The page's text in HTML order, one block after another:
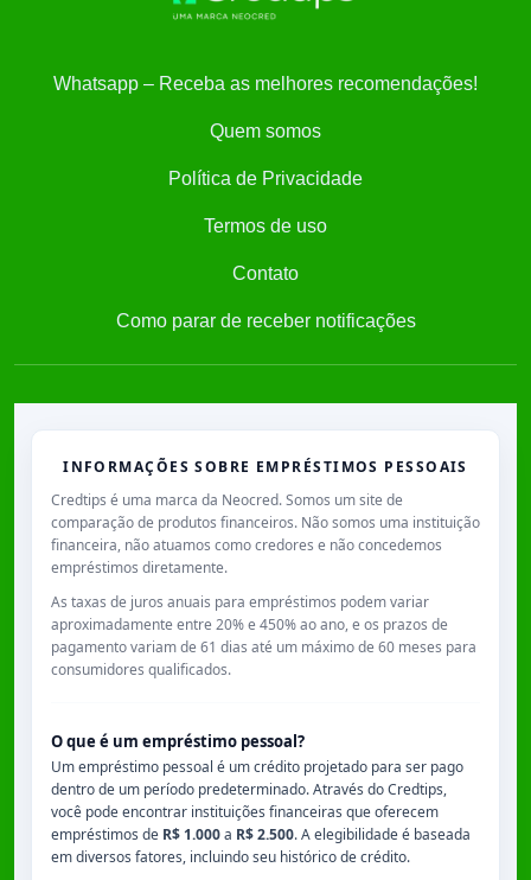
Whatsapp – Receba as melhores recomendações!
Quem somos
Política de Privacidade
Termos de uso
Contato
Como parar de receber notificações
INFORMAÇÕES SOBRE EMPRÉSTIMOS PESSOAIS
Credtips é uma marca da Neocred. Somos um site de
comparação de produtos financeiros. Não somos uma instituição
financeira, não atuamos como credores e não concedemos
empréstimos diretamente.
As taxas de juros anuais para empréstimos podem variar
aproximadamente entre 20% e 450% ao ano, e os prazos de
pagamento variam de 61 dias até um máximo de 60 meses para
consumidores qualificados.
O que é um empréstimo pessoal?
Um empréstimo pessoal é um crédito projetado para ser pago
dentro de um período predeterminado. Através do Credtips,
você pode encontrar instituições financeiras que oferecem
empréstimos de R$ 1.000a R$ 2.500. A elegibilidade é baseada
em diversos fatores, incluindo seu histórico de crédito.